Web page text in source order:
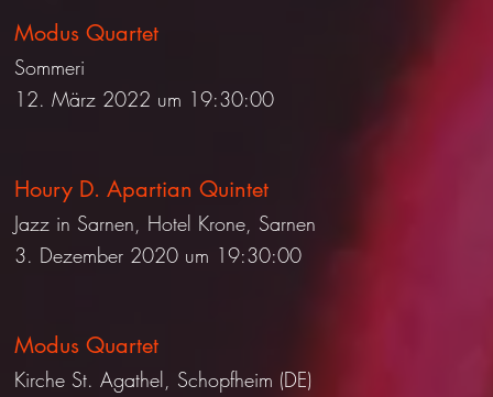
Modus Quartet
Sommeri
12. März 2022 um 19:30:00
Houry D. Apartian Quintet
Jazz in Sarnen, Hotel Krone, Sarnen
3. Dezember 2020 um 19:30:00
Modus Quartet
Kirche St. Agathel, Schopfheim (DE)